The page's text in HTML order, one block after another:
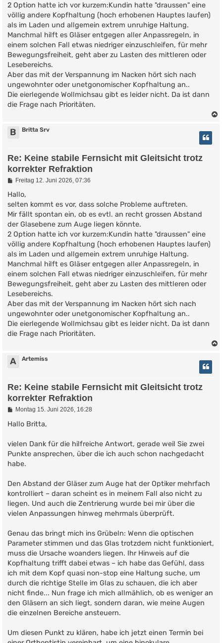
2 Option hatte ich vor kurzem:Kundin hatte "draussen" eine
völlig andere Kopfhaltung (hoch erhobenen Hauptes laufen)
als im Laden und allgemein extrem unruhige Haltung.
Manchmal hilft es Gläser entgegen aller Anpassregeln, in
einem solchen Fall etwas niedriger einzuschleifen, für mehr
Bewegungsfreiheit, geht aber zu Lasten des mittleren oder
Lesebereichs.
Aber das mit der Verspannung im Nacken hört sich nach
ungewohnter oder unetgonomischer Kopfhaltung an..
Die eierlegende Wollmichsau gibt es leider nicht. Da ist dann
die Frage nach Prioritäten.
B Britta Srv
Re: Keine stabile Fernsicht mit Gleitsicht trotz
korrekter Refraktion
B
i
r
a
g
Freitag 12. Juni 2026, 07:36
Hallo,
selten kommt es vor, dass solche Probleme auftreten.
Mir fällt spontan ein, ob es evtl. an recht grossen Abstand
der Glasebene zum Auge liegen könnte.
2 Option hatte ich vor kurzem:Kundin hatte "draussen" eine
völlig andere Kopfhaltung (hoch erhobenen Hauptes laufen)
als im Laden und allgemein extrem unruhige Haltung.
Manchmal hilft es Gläser entgegen aller Anpassregeln, in
einem solchen Fall etwas niedriger einzuschleifen, für mehr
Bewegungsfreiheit, geht aber zu Lasten des mittleren oder
Lesebereichs.
Aber das mit der Verspannung im Nacken hört sich nach
ungewohnter oder unetgonomischer Kopfhaltung an..
Die eierlegende Wollmichsau gibt es leider nicht. Da ist dann
die Frage nach Prioritäten.
A Artemiss
Re: Keine stabile Fernsicht mit Gleitsicht trotz
korrekter Refraktion
B
i
a
g
Montag 15. Juni 2026, 16:28
Hallo Britta,
vielen Dank für die hilfreiche Antwort, gerade weil Sie zwei
Punkte ansprechen, über die ich auch schon nachgedacht
habe.
Den Abstand der Gläser zum Auge hat der Optiker mehrfach
kontrolliert – daran scheint es in meinem Fall also nicht zu
liegen. Und auch die Zentrierung wurde bei mir über die
vielen Anpassungen hinweg mehrmals überprüft.
Genau das bringt mich ins Grübeln: Wenn die optischen
Parameter stimmen und das Glas trotzdem nicht funktioniert,
muss die Ursache woanders liegen. Ihr Hinweis auf die
Kopfhaltung trifft dabei etwas – ich habe das Gefühl, dass
ich mit dem Kopf quasi non-stop eine Haltung suche, um
durch die richtige Stelle im Glas zu schauen, die ich aber
nicht finde... Nun frage ich mich allmählich, ob es weniger an
den Gläsern an sich liegt, sondern daran, wie meine Augen
die einzelnen Bereiche ansteuern.
Um diesen Punkt zu klären, habe ich jetzt einen Termin bei